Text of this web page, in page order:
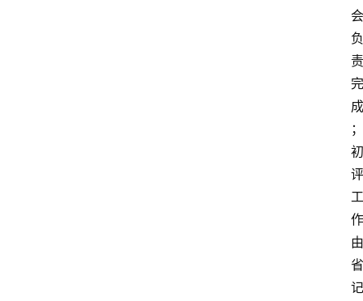
会
负
责
完
成
；
初
评
工
作
由
省
记